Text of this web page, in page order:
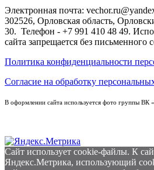
Электронная почта:
302526, Орловская область,
30. Телефон - +7 991 410 48 49.
сайта запрещается без письменного
Политика конфиденциальности
Согласие на обработку
В оформлении сайта используется фото группы ВК
Сайт использует cookie-файлы. К
Яндекс.Метрика, использующий